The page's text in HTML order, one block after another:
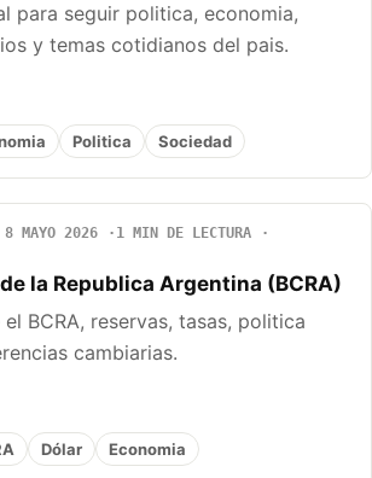
para seguir politica, economia,
y temas cotidianos del pais.
Politica Sociedad
8 MAYO 2026
1 MIN DE LECTURA
la Republica Argentina (BCRA)
BCRA, reservas, tasas, politica
cambiarias.
Dólar Economia